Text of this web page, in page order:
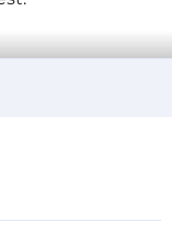
pôle
France
couvertes